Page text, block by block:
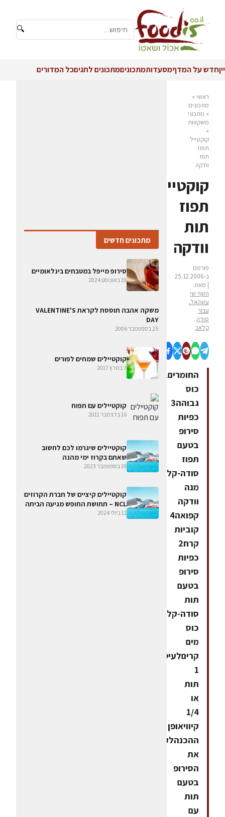
🔍
ייןחדש על המדףמסעדותמתכוניםמתכונים לחגיםכל המדורים
ראשי »
מתכונים
» מתכוני
משקאות
»
קוקטייל
תפוז
תות
וודקה
קוקטייל
תפוז
תות
וודקה
פורסם
ב-25.12.2006
| מאת:
השף שי
עשהאל,
עבור
סודה
קלאב
החומרים1
כוס
גבוהה3
כפיות
סירופ
בטעם
תפוז
סודה-קלאב1
מנה
וודקה
קפואה4
קוביות
קרח2
כפיות
סירופ
בטעם
תות
סודה-קלאברבע
כוס
מים
קריםלעיטור:
1
תות
או
1/4
קיוויאופן
ההכנהלערבב
את
הסירופ
בטעם
תות
עם
מתכונים חדשים
סירופ מייפל במטבחים בינלאומיים
19 באוגוסט 2024
משקה אהבה תוססת לקראת VALENTINE'S
DAY
25 בספטמבר 2006
קוקטיילים שמחים לפורים
7 במרץ 2017
קוקטיילים עם תפוח
16 בדצמבר 2011
קוקטיילים שיגרמו לכם לחשוב
שאתם בקְרוּז ימי מהנה
19 בספטמבר 2023
קוקטיילים קיציים של חברת הקרוזים
NCL – תחושת החופש מגיעה הביתה
11 ביולי 2024